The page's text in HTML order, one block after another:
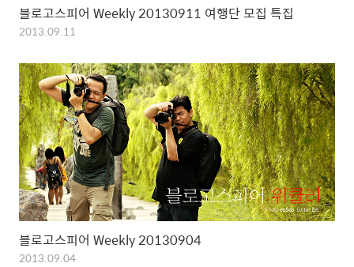
블로고스피어 Weekly 20130911 여행단 모집 특집
2013.09.11
블로고스피어 Weekly 20130904
2013.09.04